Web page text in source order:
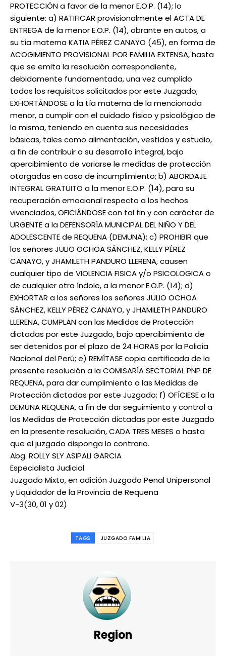
PROTECCIÓN a favor de la menor E.O.P. (14); lo
siguiente: a) RATIFICAR provisionalmente el ACTA DE
ENTREGA de la menor E.O.P. (14), obrante en autos, a
su tía materna KATIA PÉREZ CANAYO (45), en forma de
ACOGIMIENTO PROVISIONAL POR FAMILIA EXTENSA, hasta
que se emita la resolución correspondiente,
debidamente fundamentada, una vez cumplido
todos los requisitos solicitados por este Juzgado;
EXHORTÁNDOSE a la tía materna de la mencionada
menor, a cumplir con el cuidado físico y psicológico de
la misma, teniendo en cuenta sus necesidades
básicas, tales como alimentación, vestidos y estudio,
a fin de contribuir a su desarrollo integral, bajo
apercibimiento de variarse le medidas de protección
otorgadas en caso de incumplimiento; b) ABORDAJE
INTEGRAL GRATUITO a la menor E.O.P. (14), para su
recuperación emocional respecto a los hechos
vivenciados, OFICIÁNDOSE con tal fin y con carácter de
URGENTE a la DEFENSORÍA MUNICIPAL DEL NIÑO Y DEL
ADOLESCENTE de REQUENA (DEMUNA); c) PROHIBIR que
los señores JULIO OCHOA SÁNCHEZ, KELLY PÉREZ
CANAYO, y JHAMILETH PANDURO LLERENA, causen
cualquier tipo de VIOLENCIA FISICA y/o PSICOLOGICA o
de cualquier otra índole, a la menor E.O.P. (14); d)
EXHORTAR a los señores los señores JULIO OCHOA
SÁNCHEZ, KELLY PÉREZ CANAYO, y JHAMILETH PANDURO
LLERENA, CUMPLAN con las Medidas de Protección
dictadas por este Juzgado, bajo apercibimiento de
ser detenidos por el plazo de 24 HORAS por la Policía
Nacional del Perú; e) REMÍTASE copia certificada de la
presente resolución a la COMISARÍA SECTORIAL PNP DE
REQUENA, para dar cumplimiento a las Medidas de
Protección dictadas por este Juzgado; f) OFÍCIESE a la
DEMUNA REQUENA, a fin de dar seguimiento y control a
las Medidas de Protección dictadas por este Juzgado
en la presente resolución, CADA TRES MESES o hasta
que el juzgado disponga lo contrario.
Abg. ROLLY SLY ASIPALI GARCIA
Especialista Judicial
Juzgado Mixto, en adición Juzgado Penal Unipersonal
y Liquidador de la Provincia de Requena
V-3(30, 01 y 02)
TAGS JUZGADO FAMILIA
Region